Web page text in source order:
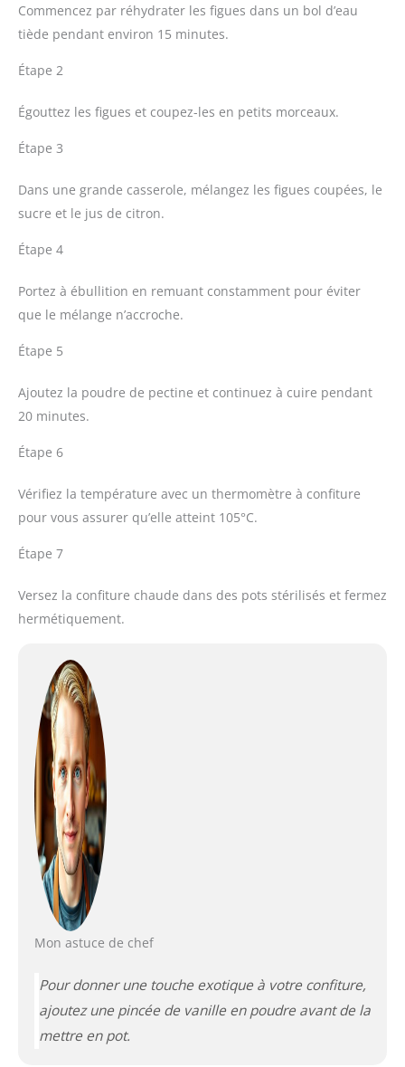
Commencez par réhydrater les figues dans un bol d’eau
tiède pendant environ 15 minutes.
Étape 2
Égouttez les figues et coupez-les en petits morceaux.
Étape 3
Dans une grande casserole, mélangez les figues coupées, le
sucre et le jus de citron.
Étape 4
Portez à ébullition en remuant constamment pour éviter
que le mélange n’accroche.
Étape 5
Ajoutez la poudre de pectine et continuez à cuire pendant
20 minutes.
Étape 6
Vérifiez la température avec un thermomètre à confiture
pour vous assurer qu’elle atteint 105°C.
Étape 7
Versez la confiture chaude dans des pots stérilisés et fermez
hermétiquement.
Mon astuce de chef
Pour donner une touche exotique à votre confiture,
ajoutez une pincée de vanille en poudre avant de la
mettre en pot.